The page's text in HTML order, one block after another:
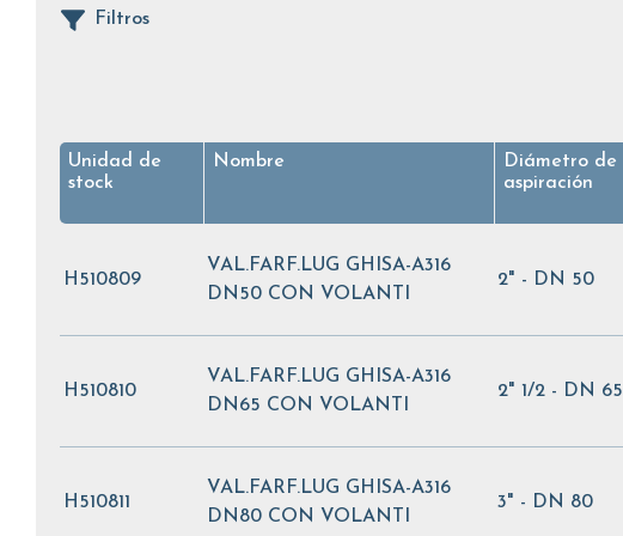
Filtros
Unidad de
stock
Nombre
Diámetro de
aspiración
H510809
VAL.FARF.LUG GHISA-A316
DN50 CON VOLANTI
2" - DN 50
H510810
VAL.FARF.LUG GHISA-A316
DN65 CON VOLANTI
2" 1/2 - DN 65
H510811
VAL.FARF.LUG GHISA-A316
DN80 CON VOLANTI
3" - DN 80